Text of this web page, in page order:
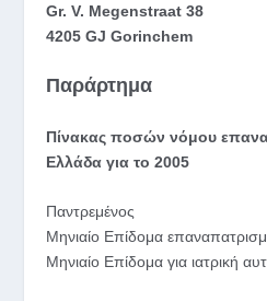
Gr. V. Megenstraat 38
4205 GJ Gorinchem
Παράρτημα
Πίνακας ποσών νόμου
Ελλάδα για το 2005
Παντρεμένος
Μηνιαίο Επίδομα
Μηνιαίο Επίδομα για ιατρική